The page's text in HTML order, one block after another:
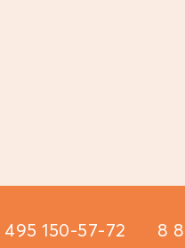
495 150-57-72 8